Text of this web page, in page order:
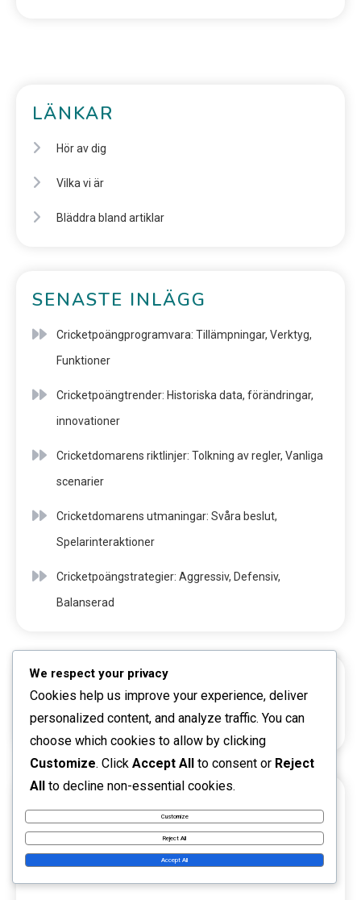
LÄNKAR
Hör av dig
Vilka vi är
Bläddra bland artiklar
SENASTE INLÄGG
Cricketpoängprogramvara: Tillämpningar, Verktyg,
Funktioner
Cricketpoängtrender: Historiska data, förändringar,
innovationer
Cricketdomarens riktlinjer: Tolkning av regler, Vanliga
scenarier
Cricketdomarens utmaningar: Svåra beslut,
Spelarinteraktioner
Cricketpoängstrategier: Aggressiv, Defensiv,
Balanserad
SÖK
KATEGORIER
Cricket Domar riktlinjer
We respect your privacy
Cookies help us improve your experience, deliver
personalized content, and analyze traffic. You can
choose which cookies to allow by clicking
Customize. Click Accept All to consent or Reject
All to decline non-essential cookies.
Customize
Reject All
Accept All